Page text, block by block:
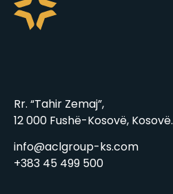
Rr. “Tahir Zemaj”,
12 000 Fushë-Kosovë, Kosovë.
info@aclgroup-ks.com
+383 45 499 500